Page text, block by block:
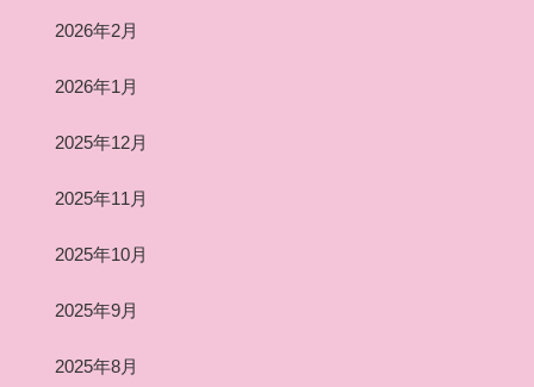
2026年2月
2026年1月
2025年12月
2025年11月
2025年10月
2025年9月
2025年8月